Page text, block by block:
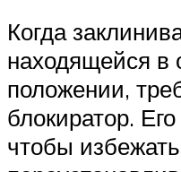
Когда
находящейся в
положении,
блокиратор.
чтобы